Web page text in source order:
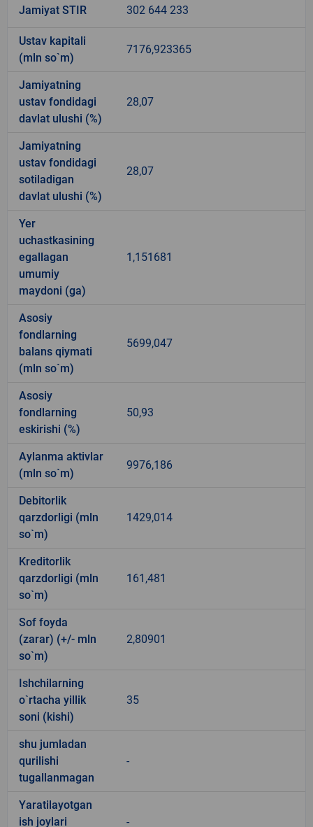
Jamiyat STIR 302 644 233
Ustav kapitali
(mln so`m)
7176,923365
Jamiyatning
ustav fondidagi
davlat ulushi (%)
28,07
Jamiyatning
ustav fondidagi
sotiladigan
davlat ulushi (%)
28,07
Yer
uchastkasining
egallagan
umumiy
maydoni (ga)
1,151681
Asosiy
fondlarning
balans qiymati
(mln so`m)
5699,047
Asosiy
fondlarning
eskirishi (%)
50,93
Aylanma aktivlar
(mln so`m)
9976,186
Debitorlik
qarzdorligi (mln
so`m)
1429,014
Kreditorlik
qarzdorligi (mln
so`m)
161,481
Sof foyda
(zarar) (+/- mln
so`m)
2,80901
Ishchilarning
o`rtacha yillik
soni (kishi)
35
shu jumladan
qurilishi
tugallanmagan
-
Yaratilayotgan
ish joylari
-